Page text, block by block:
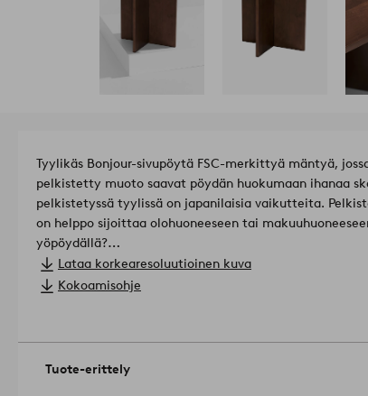
Tyylikäs Bonjour-sivupöytä FSC-merkittyä mäntyä,
pelkistetty muoto saavat pöydän huokumaan ihanaa
pelkistetyssä tyylissä on japanilaisia vaikutteita.
on helppo sijoittaa olohuoneeseen tai
yöpöydällä?
Pöytä toimitetaan osina. Mukana ruuvit ja
- männyn paksuus 2 cm
Lataa korkearesoluutioinen kuva
Kokoamisohje
Tuote-erittely